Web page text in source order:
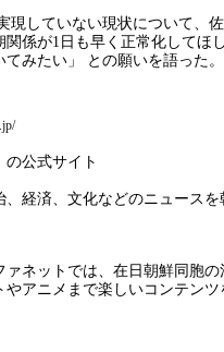
していない現状について、
係が1日も早く正常化して
みたい」 との願いを語った。
公式サイト
経済、文化などのニュース
ネットでは、在日朝鮮同胞
アニメまで楽しいコンテン